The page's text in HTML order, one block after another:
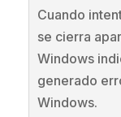
Cuando
se cierra
Windows
generado
Windows.